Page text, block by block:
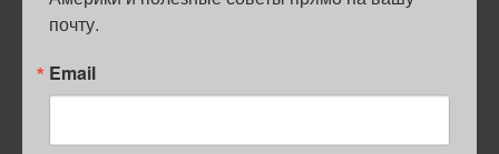
ПОЛЕЗНЫЕ СОВЕТЫ
почту.
Email